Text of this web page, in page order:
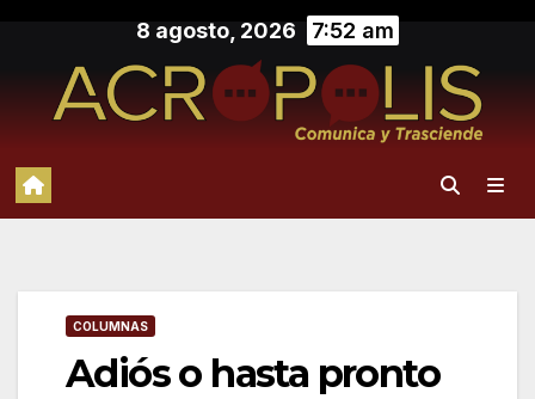
contenido
8 agosto, 2026 7:52 am
COLUMNAS
Adiós o hasta pronto